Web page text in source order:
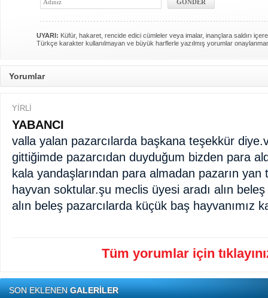
UYARI: Küfür, hakaret, rencide edici cümleler veya imalar, inançlara saldırı
Türkçe karakter kullanılmayan ve büyük harflerle yazılmış yorumlar
Yorumlar
YİRLİ
YABANCI
valla yalan pazarcılarda başkana teşekkür
gittiğimde pazarcıdan duyduğum bizden para
kala yandaşlarından para almadan pazarın yan
hayvan soktular.şu meclis üyesi aradı alın
alın beleş pazarcılarda küçük baş hayvanımız
Tüm yorumlar için
SON EKLENENGALERİLER